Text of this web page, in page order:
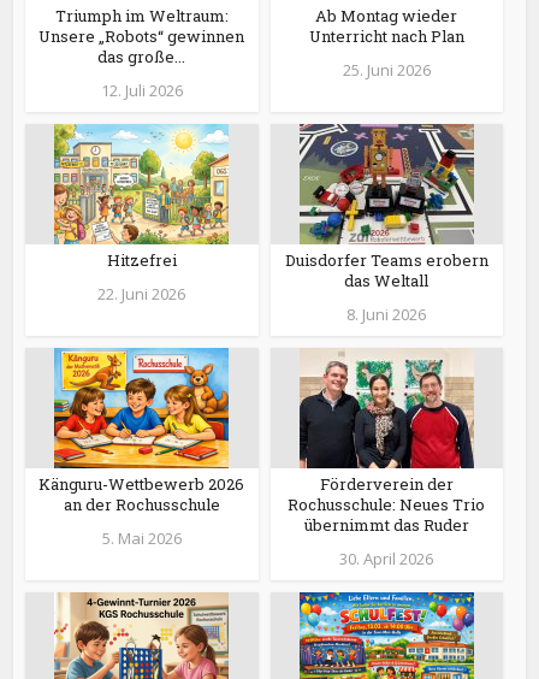
Triumph im Weltraum:
Unsere „Robots“ gewinnen
das große...
12. Juli 2026
Ab Montag wieder
Unterricht nach Plan
25. Juni 2026
Hitzefrei
22. Juni 2026
Duisdorfer Teams erobern
das Weltall
8. Juni 2026
Känguru-Wettbewerb 2026
an der Rochusschule
5. Mai 2026
Förderverein der
Rochusschule: Neues Trio
übernimmt das Ruder
30. April 2026